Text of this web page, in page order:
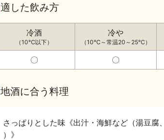
適した飲み方
冷酒
（10℃以下）
冷や
（10℃～常温20～25℃）
〇 〇
地酒に合う料理
さっぱりとした味《出汁・海鮮など（湯豆
）》